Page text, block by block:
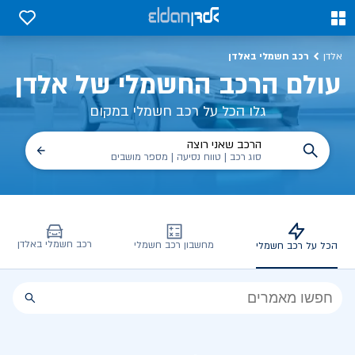
0
0
אלדן רכב חשמלי באלדן
עולם הרכב החשמלי של אלדן
גלו הכל על רכב חשמלי במקום
הרכב שאני רוצה
סוג רכב | טווח נסיעה | מספר מושבים
הכל על רכב חשמלי מחשבון רכב חשמלי רכב חשמלי באלדן
הכל
הכל על רכב חשמלי, שימושים, טכנולוגיה וכל מה שכדי לדעת | אלדן